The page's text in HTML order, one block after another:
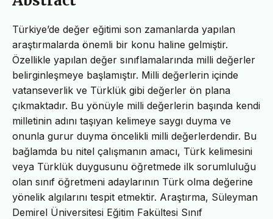
Türkiye’de değer eğitimi son zamanlarda yapılan
araştırmalarda önemli bir konu haline gelmiştir.
Özellikle yapılan değer sınıflamalarında milli değerler
belirginleşmeye başlamıştır. Milli değerlerin içinde
vatanseverlik ve Türklük gibi değerler ön plana
çıkmaktadır. Bu yönüyle milli değerlerin başında kendi
milletinin adını taşıyan kelimeye saygı duyma ve
onunla gurur duyma öncelikli milli değerlerdendir. Bu
bağlamda bu nitel çalışmanın amacı, Türk kelimesini
veya Türklük duygusunu öğretmede ilk sorumluluğu
olan sınıf öğretmeni adaylarının Türk olma değerine
yönelik algılarını tespit etmektir. Araştırma, Süleyman
Demirel Üniversitesi Eğitim Fakültesi Sınıf